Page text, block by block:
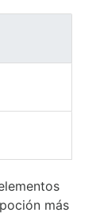
más